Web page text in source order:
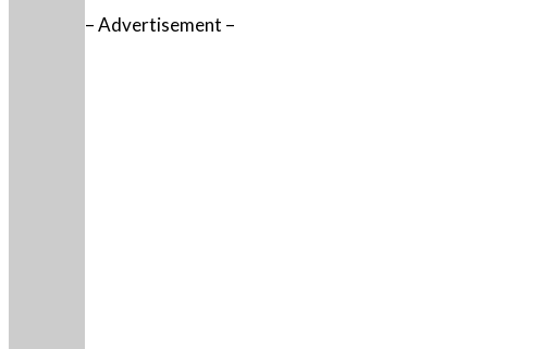
– Advertisement –